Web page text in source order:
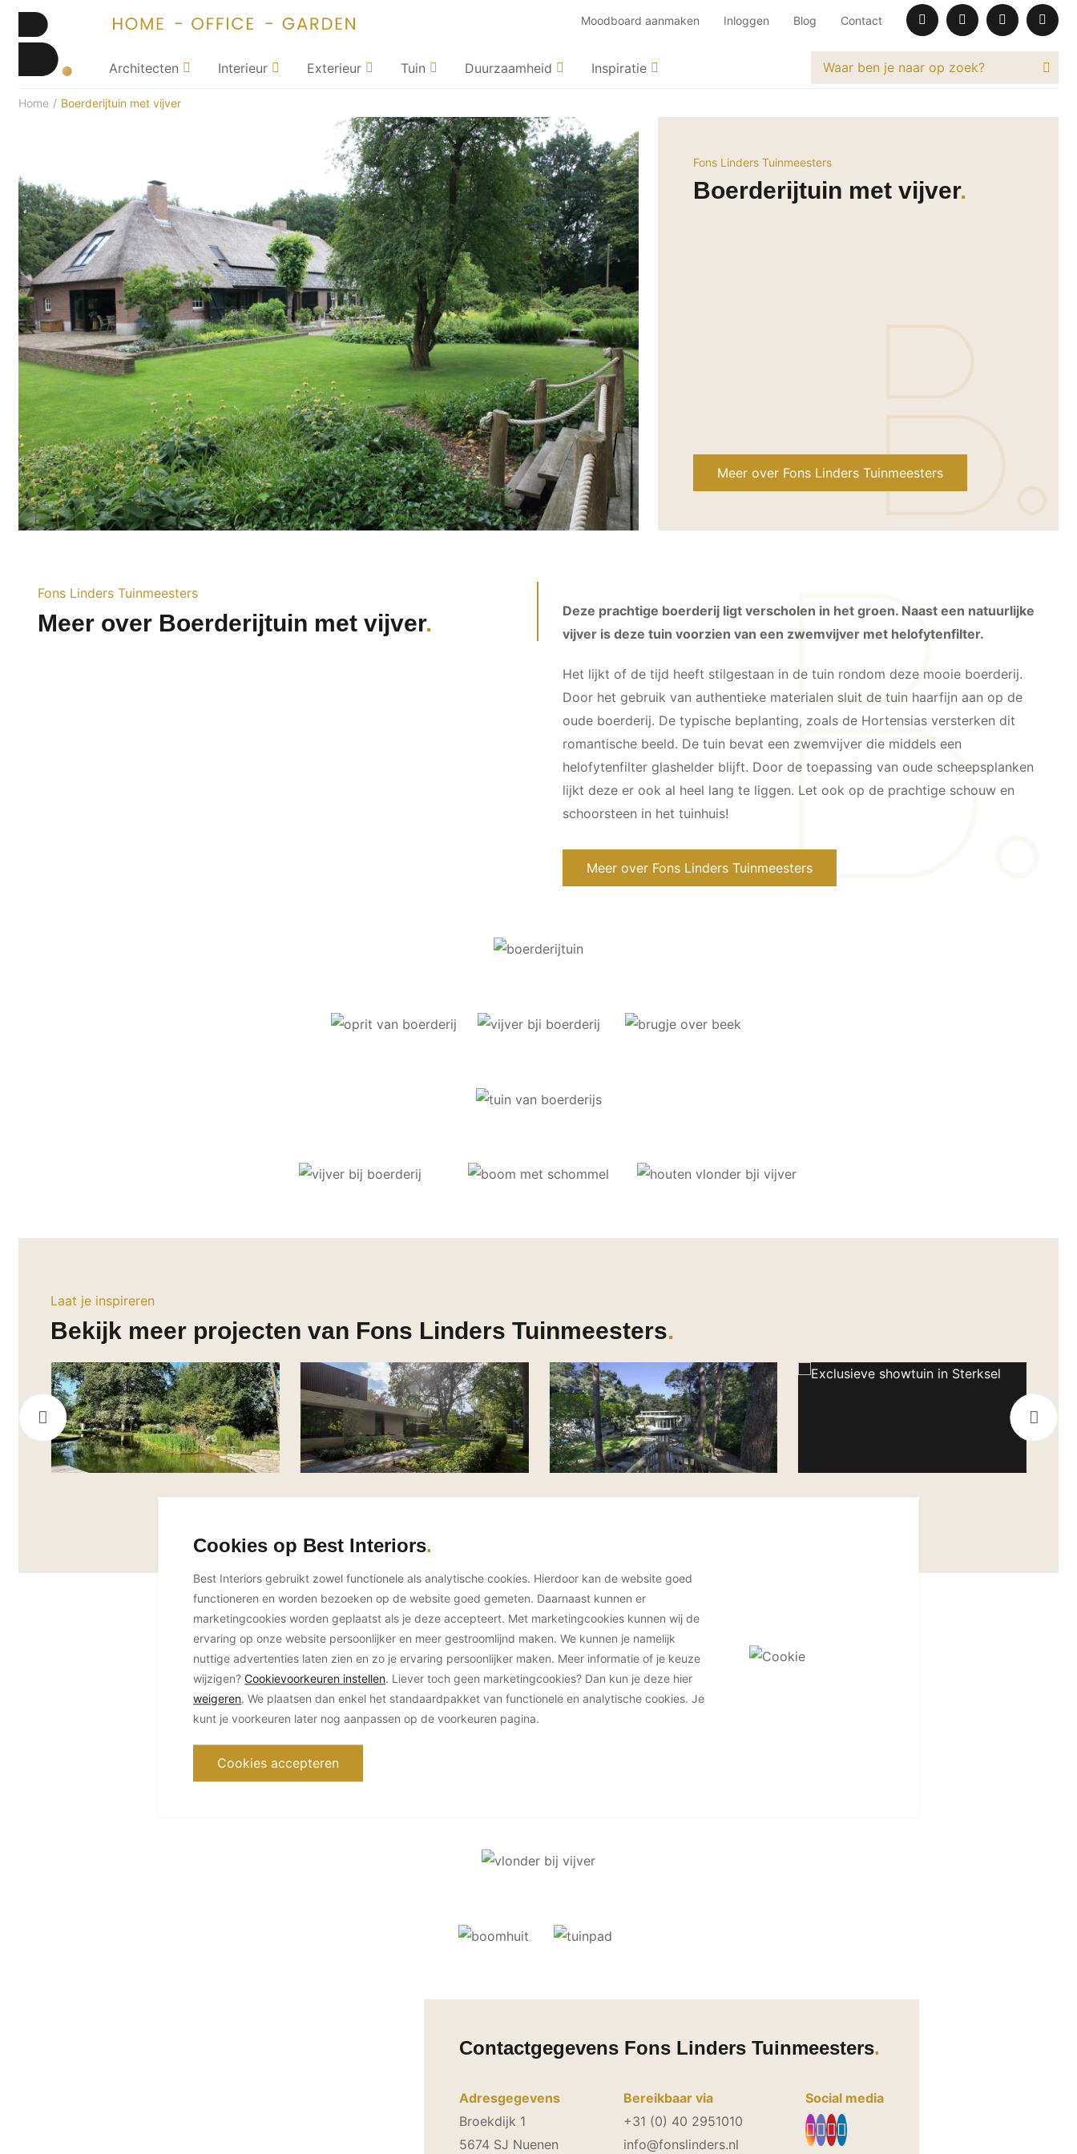
Moodboard aanmaken Inloggen Blog Contact
Architecten Interieur Exterieur Tuin Duurzaamheid Inspiratie
Home / Boerderijtuin met vijver
Fons Linders Tuinmeesters
Boerderijtuin met vijver
Meer over Fons Linders Tuinmeesters
Fons Linders Tuinmeesters
Meer over Boerderijtuin met vijver
Deze prachtige boerderij ligt verscholen in het groen. Naast een natuurlijke
vijver is deze tuin voorzien van een zwemvijver met helofytenfilter.
Het lijkt of de tijd heeft stilgestaan in de tuin rondom deze mooie boerderij.
Door het gebruik van authentieke materialen sluit de tuin haarfijn aan op de
oude boerderij. De typische beplanting, zoals de Hortensias versterken dit
romantische beeld. De tuin bevat een zwemvijver die middels een
helofytenfilter glashelder blijft. Door de toepassing van oude scheepsplanken
lijkt deze er ook al heel lang te liggen. Let ook op de prachtige schouw en
schoorsteen in het tuinhuis!
Meer over Fons Linders Tuinmeesters
Laat je inspireren
Bekijk meer projecten van Fons Linders Tuinmeesters
Contactgegevens Fons Linders Tuinmeesters
Adresgegevens
Broekdijk 1
5674 SJ Nuenen
Bereikbaar via
+31 (0) 40 2951010
info@fonslinders.nl
Social media
Cookies op Best Interiors
Best Interiors gebruikt zowel functionele als analytische cookies. Hierdoor kan de website goed
functioneren en worden bezoeken op de website goed gemeten. Daarnaast kunnen er
marketingcookies worden geplaatst als je deze accepteert. Met marketingcookies kunnen wij de
ervaring op onze website persoonlijker en meer gestroomlijnd maken. We kunnen je namelijk
nuttige advertenties laten zien en zo je ervaring persoonlijker maken. Meer informatie of je keuze
wijzigen?Cookievoorkeuren instellen. Liever toch geen marketingcookies? Dan kun je deze hier
weigeren. We plaatsen dan enkel het standaardpakket van functionele en analytische cookies. Je
kunt je voorkeuren later nog aanpassen op de voorkeuren pagina.
Cookies accepteren